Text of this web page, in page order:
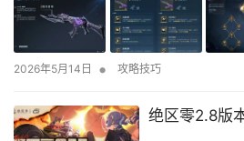
2026年5月14日 • 攻略技巧
绝区零2.8版